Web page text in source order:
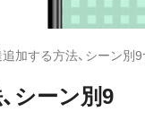
加する方法、シーン別
シーン別9